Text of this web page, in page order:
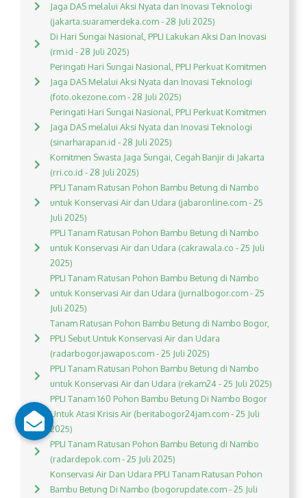
Jaga DAS melalui Aksi Nyata dan Inovasi Teknologi
(jakarta.suaramerdeka.com - 28 Juli 2025)
Di Hari Sungai Nasional, PPLI Lakukan Aksi Dan Inovasi
(rm.id - 28 Juli 2025)
Peringati Hari Sungai Nasional, PPLI Perkuat Komitmen
Jaga DAS Melalui Aksi Nyata dan Inovasi Teknologi
(foto.okezone.com - 28 Juli 2025)
Peringati Hari Sungai Nasional, PPLI Perkuat Komitmen
Jaga DAS melalui Aksi Nyata dan Inovasi Teknologi
(sinarharapan.id - 28 Juli 2025)
Komitmen Swasta Jaga Sungai, Cegah Banjir di Jakarta
(rri.co.id - 28 Juli 2025)
PPLI Tanam Ratusan Pohon Bambu Betung di Nambo
untuk Konservasi Air dan Udara (jabaronline.com - 25
Juli 2025)
PPLI Tanam Ratusan Pohon Bambu Betung di Nambo
untuk Konservasi Air dan Udara (cakrawala.co - 25 Juli
2025)
PPLI Tanam Ratusan Pohon Bambu Betung di Nambo
untuk Konservasi Air dan Udara (jurnalbogor.com - 25
Juli 2025)
Tanam Ratusan Pohon Bambu Betung di Nambo Bogor,
PPLI Sebut Untuk Konservasi Air dan Udara
(radarbogor.jawapos.com - 25 Juli 2025)
PPLI Tanam Ratusan Pohon Bambu Betung di Nambo
untuk Konservasi Air dan Udara (rekam24 - 25 Juli 2025)
PPLI Tanam 160 Pohon Bambu Betung Di Nambo Bogor
Untuk Atasi Krisis Air (beritabogor24jam.com - 25 Juli
2025)
PPLI Tanam Ratusan Pohon Bambu Betung di Nambo
(radardepok.com - 25 Juli 2025)
Konservasi Air Dan Udara PPLI Tanam Ratusan Pohon
Bambu Betung Di Nambo (bogorupdate.com - 25 Juli